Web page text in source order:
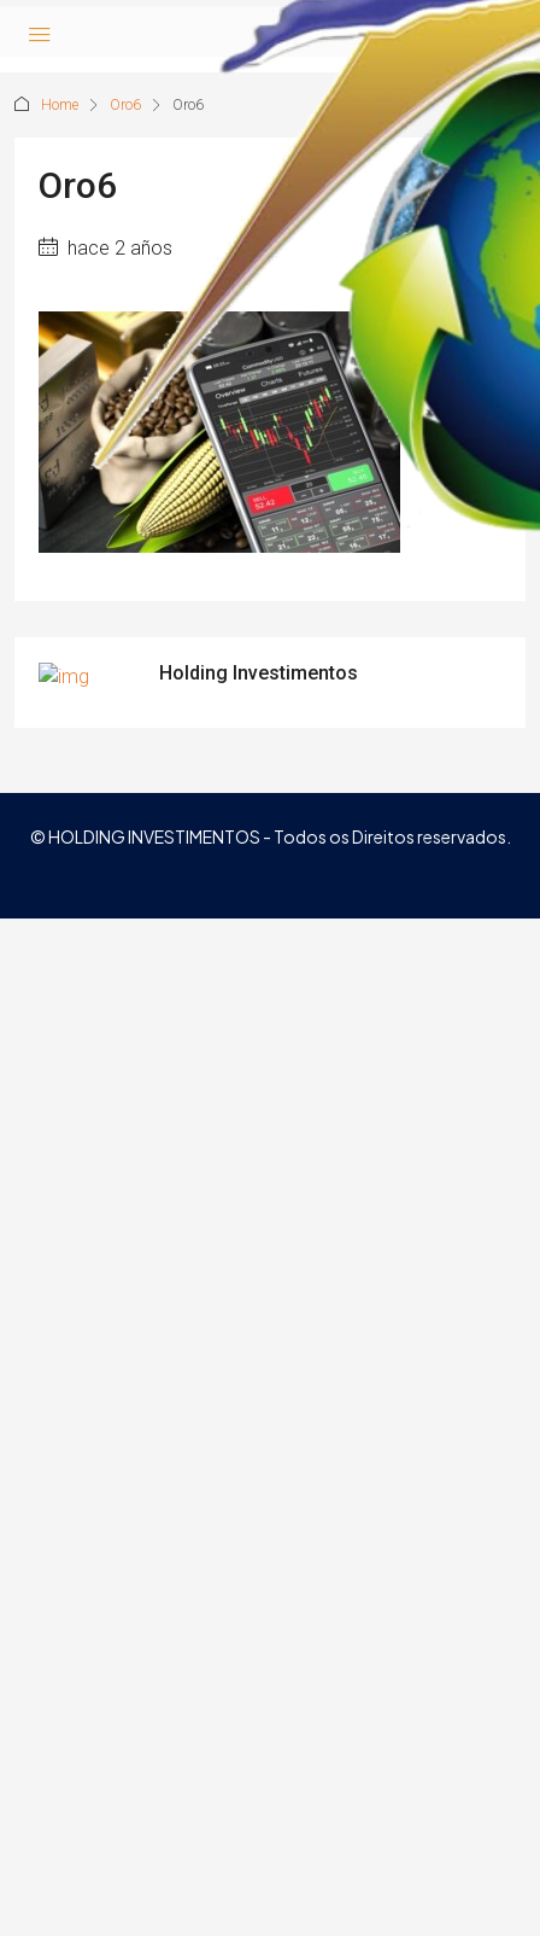
Home Oro6 Oro6
Oro6
hace 2 años
Holding Investimentos
© HOLDING INVESTIMENTOS - Todos os Direitos reservados.